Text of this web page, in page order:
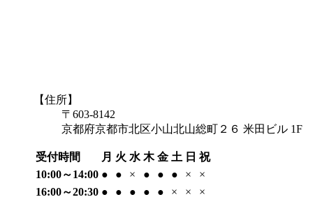
【住所】
〒603-8142
京都府京都市北区小山北山総町２６ 米田ビル 1F
受付時間 月 火 水 木 金 土 日 祝
10:00～14:00 ● ● × ● ● ● ×
×
16:00～20:30 ● ● ● ● ● × × ×